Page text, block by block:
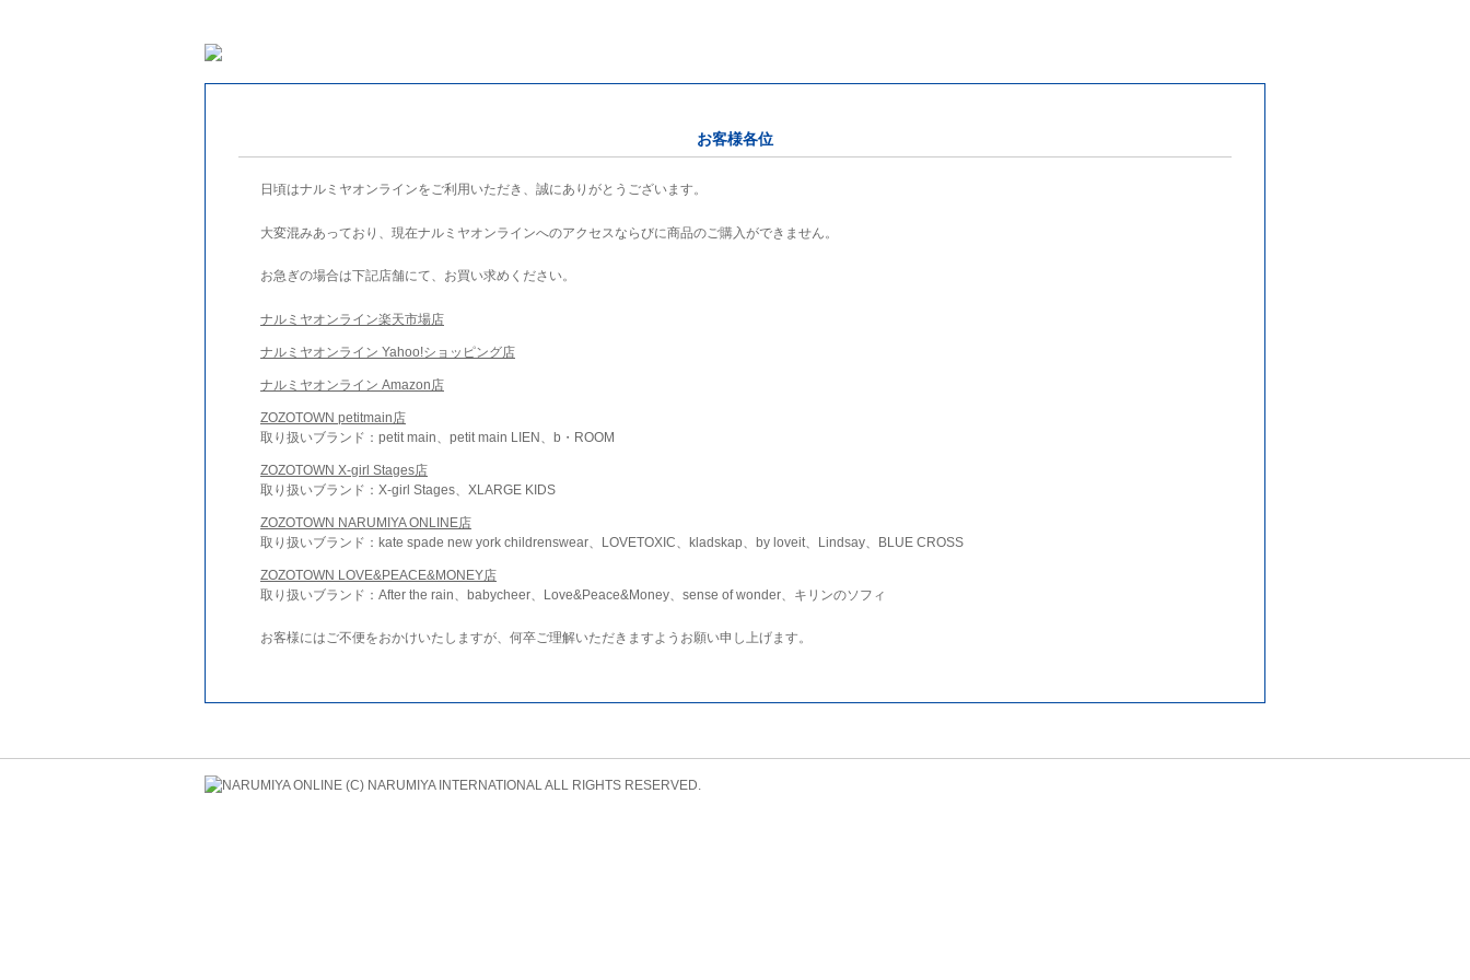
お客様各位
日頃はナルミヤオンラインをご利用いただき、誠にありがとうございます。
大変混みあっており、現在ナルミヤオンラインへのアクセスならびに商品のご購入ができません。
お急ぎの場合は下記店舗にて、お買い求めください。
ナルミヤオンライン楽天市場店
ナルミヤオンライン Yahoo!ショッピング店
ナルミヤオンライン Amazon店
ZOZOTOWN petitmain店
取り扱いブランド：petit main、petit main LIEN、b・ROOM
ZOZOTOWN X-girl Stages店
取り扱いブランド：X-girl Stages、XLARGE KIDS
ZOZOTOWN NARUMIYA ONLINE店
取り扱いブランド：kate spade new york childrenswear、LOVETOXIC、kladskap、by loveit、Lindsay、BLUE CROSS
ZOZOTOWN LOVE&PEACE&MONEY店
取り扱いブランド：After the rain、babycheer、Love&Peace&Money、sense of wonder、キリンのソフィ
お客様にはご不便をおかけいたしますが、何卒ご理解いただきますようお願い申し上げます。